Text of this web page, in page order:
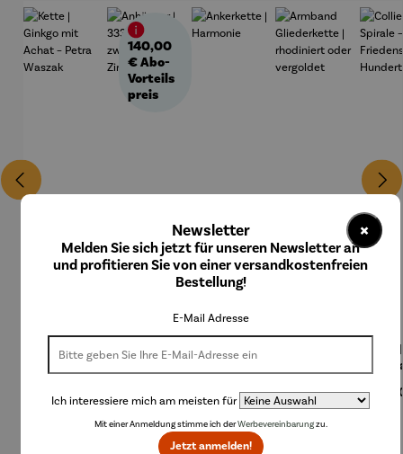
Kette |
– Petra
140,00
€Abo-
Vorteils
preis
Anhänger
zweifarbi
Zirkonia
Ankerkett
Regulärer Preis:
Ab
94,00 €
rhodiniert
oder
vergoldet
Regulärer Preis:
39,00 €
×
Newsletter
Melden Sie sich jetzt für unseren Newsletter an
und profitieren Sie von einer versandkostenfreien
Bestellung!
E-Mail Adresse
Ich interessiere mich am meisten für
Mit einer Anmeldung stimme ich derWerbevereinbarungzu.
Jetzt anmelden!